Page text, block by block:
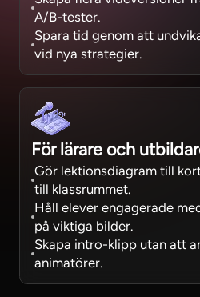
A/B-tester.
Spara tid genom att
vid nya strategier.
För lärare och
Gör lektionsdiagram till
till klassrummet.
Håll elever engagerade
på viktiga bilder.
Skapa intro-klipp utan att
animatörer.